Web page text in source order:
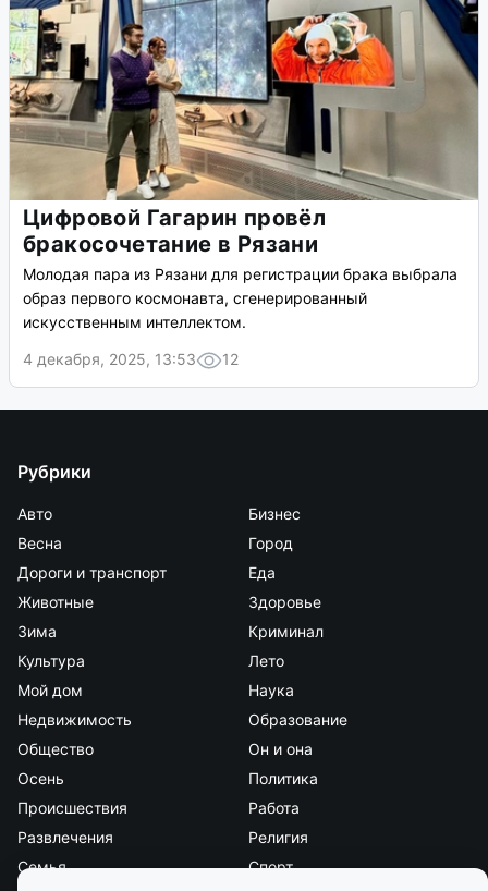
Цифровой Гагарин провёл
бракосочетание в Рязани
Молодая пара из Рязани для регистрации брака выбрала
образ первого космонавта, сгенерированный
искусственным интеллектом.
4 декабря, 2025, 13:53
12
Рубрики
Авто
Бизнес
Весна
Город
Дороги и транспорт
Еда
Животные
Здоровье
Зима
Криминал
Культура
Лето
Мой дом
Наука
Недвижимость
Образование
Общество
Он и она
Осень
Политика
Происшествия
Работа
Развлечения
Религия
Семья
Спорт